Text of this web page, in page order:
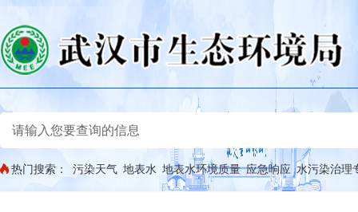
热门搜索： 污染天气 地表水 地表水环境质量 应急响应 水污染治理